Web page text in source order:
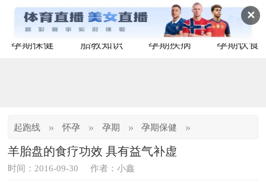
✕
孕期保健 胎教知识 孕期疾病 孕期饮食
起跑线 » 怀孕 » 孕期 » 孕期保健 »
羊胎盘的食疗功效 具有益气补虚
时间：2016-09-30 作者：小鑫